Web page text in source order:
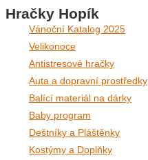
Hračky Hopík
Vánoční Katalog 2025
Velikonoce
Antistresové hračky
Auta a dopravní prostředky
Balící materiál na dárky
Baby program
Deštníky a Pláštěnky
Kostýmy a Doplňky